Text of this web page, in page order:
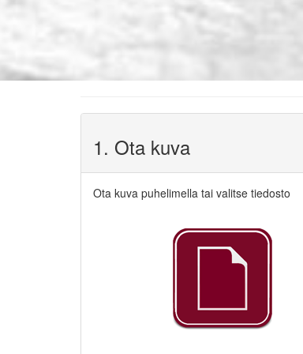
1. Ota kuva
Ota kuva puhelimella tai valitse tiedosto